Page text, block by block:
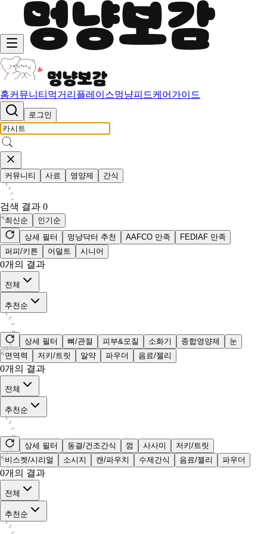
홈커뮤니티 먹거리 플레이스멍냥피드케어가이드
로그인
커뮤니티 사료 영양제 간식
검색 결과 0
최신순
인기순
상세 필터
멍냥닥터 추천 AAFCO 만족
FEDIAF 만족
퍼피/키튼
어덜트 시니어
0개의 결과
전체
추천순
상세 필터 뼈/관절 피부&모질 소화기 종합영양제
눈
면역력
저키/트릿 알약 파우더 음료/젤리
0개의 결과
전체
추천순
상세 필터 동결/건조간식 껌 사사미
저키/트릿
비스켓/시리얼
소시지 캔/파우치 수제간식 음료/젤리 파우더
0개의 결과
전체
추천순